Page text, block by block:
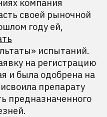
компания
своей рыночной
году ей,
испытаний.
на регистрацию
и была одобрена на
препарату
предназначенного